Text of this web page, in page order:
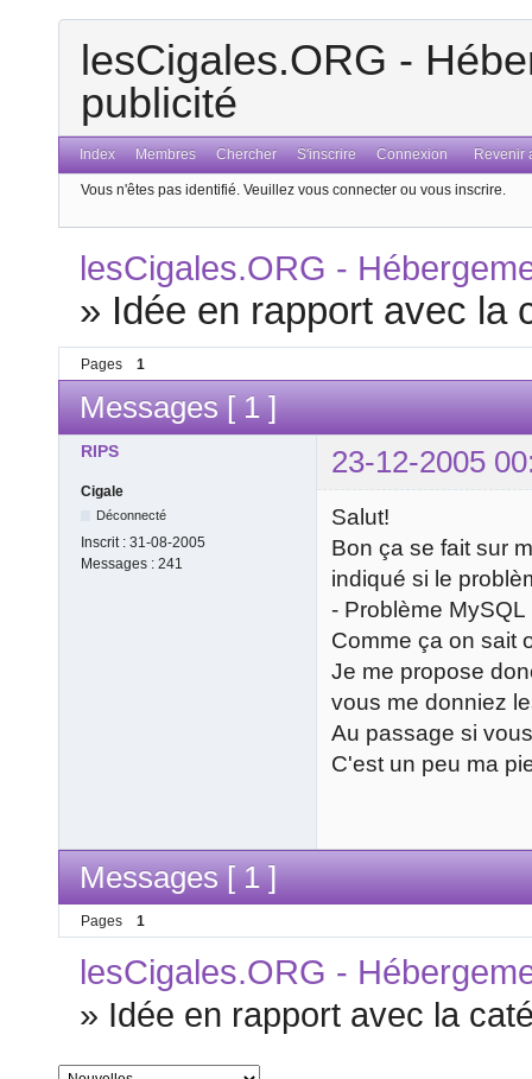
lesCigales.ORG -
publicité
Index Membres Chercher S'inscrire Connexion Revenir
Vous n'êtes pas identifié. Veuillez vous connecter ou vous inscrire.
lesCigales.ORG -
» Idée en rapport avec la
Pages 1
Messages [ 1 ]
RIPS 23-12-2005
Cigale
Déconnecté
Inscrit : 31-08-2005
Messages : 241
Salut!
Bon ça se fait sur
indiqué si le
- Problème
Comme ça on sait
Je me propose
vous me donniez
Au passage si
C'est un peu ma
Messages [ 1 ]
Pages 1
lesCigales.ORG -
» Idée en rapport avec la